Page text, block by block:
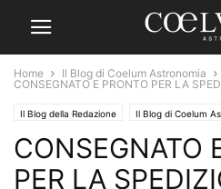
Home Il Blog di Coelum Astronomia
CONSEGNATO E PRONTO PER LA
Il Blog della Redazione Il Blog di Coelum
CONSEGNATO
PER LA